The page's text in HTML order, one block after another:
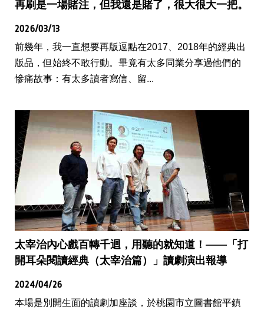
再刷是一場賭注，但我還是賭了，很大很大一把。
2026/03/13
前幾年，我一直想要再版逗點在2017、2018年的經典出
版品，但始終不敢行動。畢竟有太多同業分享過他們的
慘痛故事：有太多讀者寫信、留...
太宰治內心戲百轉千迴，用聽的就知道！——「打
開耳朵閱讀經典（太宰治篇）」讀劇演出報導
2024/04/26
本場是別開生面的讀劇加座談，於桃園市立圖書館平鎮